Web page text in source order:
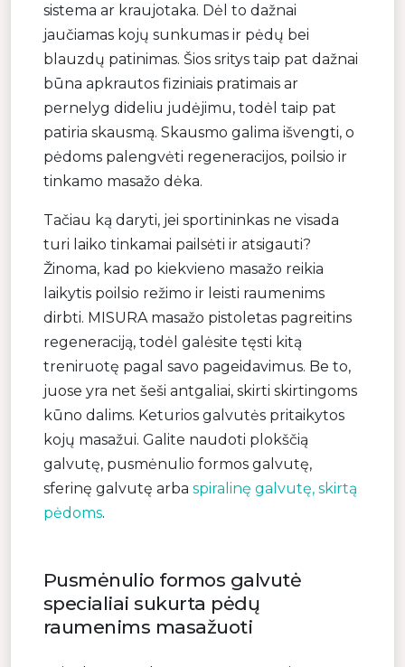
sistema ar kraujotaka. Dėl to dažnai
jaučiamas kojų sunkumas ir pėdų bei
blauzdų patinimas. Šios sritys taip pat dažnai
būna apkrautos fiziniais pratimais ar
pernelyg dideliu judėjimu, todėl taip pat
patiria skausmą. Skausmo galima išvengti, o
pėdoms palengvėti regeneracijos, poilsio ir
tinkamo masažo dėka.
Tačiau ką daryti, jei sportininkas ne visada
turi laiko tinkamai pailsėti ir atsigauti?
Žinoma, kad po kiekvieno masažo reikia
laikytis poilsio režimo ir leisti raumenims
dirbti. MISURA masažo pistoletas pagreitins
regeneraciją, todėl galėsite tęsti kitą
treniruotę pagal savo pageidavimus. Be to,
juose yra net šeši antgaliai, skirti skirtingoms
kūno dalims. Keturios galvutės pritaikytos
kojų masažui. Galite naudoti plokščią
galvutę, pusmėnulio formos galvutę,
sferinę galvutę arba spiralinę galvutę, skirtą
pėdoms.
Pusmėnulio formos galvutė
specialiai sukurta pėdų
raumenims masažuoti